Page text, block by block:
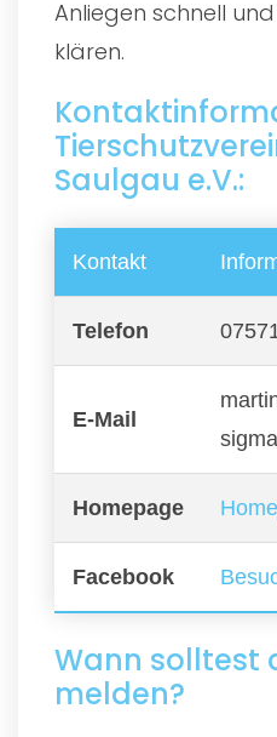
Anliegen schnell
klären.
Saulgau e.V.:
Kontakt
Telefon
E-Mail
Homepage
Facebook
Wann solltest
melden?